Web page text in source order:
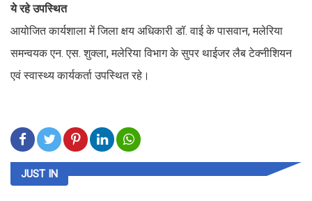
ये रहे उपस्थित
आयोजित कार्यशाला में जिला क्षय अधिकारी डॉ. वाई के पासवान, मलेरिया
समन्वयक एन. एस. शुक्ला, मलेरिया विभाग के सुपर थाईजर लैब टेक्नीशियन
एवं स्वास्थ्य कार्यकर्ता उपस्थित रहे।
JUST IN